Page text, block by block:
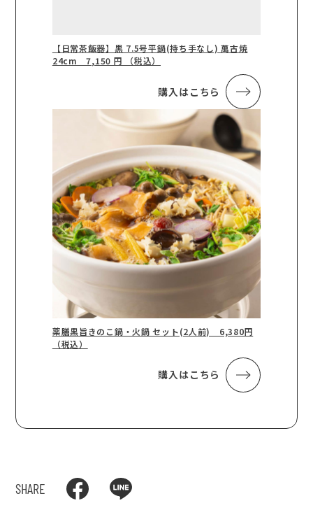
【日常茶飯器】黒 7.5号平鍋(持ち手なし) 萬古焼
24cm 7,150 円 （税込）
購入はこちら
薬膳黒旨きのこ鍋・火鍋 セット(2人前) 6,380円
（税込）
購入はこちら
SHARE